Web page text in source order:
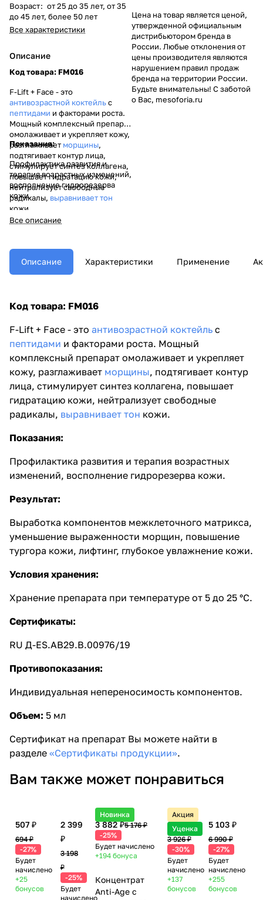
Возраст: от 25 до 35 лет, от 35
до 45 лет, более 50 лет
Все характеристики
Описание
Код товара: FM016
F-Lift + Face - это
антивозрастной коктейльс
пептидами и факторами роста.
Мощный комплексный препарат
омолаживает и укрепляет кожу,
разглаживаетморщины,
подтягивает контур лица,
стимулирует синтез коллагена,
повышает гидратацию кожи,
нейтрализует свободные
радикалы, выравнивает тон
кожи.
Показания:
Профилактика развития и
терапия возрастных изменений,
восполнение гидрорезерва
кожи.
Все описание
Цена на товар является ценой,
утвержденной официальным
дистрибьютором бренда в
России. Любые отклонения от
цены производителя являются
нарушением правил продаж
бренда на территории России.
Будьте внимательны! С заботой
о Вас, mesoforia.ru
Описание Характеристики Применение
Код товара: FM016
F-Lift + Face - это антивозрастной коктейль с
пептидами и факторами роста. Мощный
комплексный препарат омолаживает и укрепляет
кожу, разглаживает морщины, подтягивает контур
лица, стимулирует синтез коллагена, повышает
гидратацию кожи, нейтрализует свободные
радикалы, выравнивает тон кожи.
Показания:
Профилактика развития и терапия возрастных
изменений, восполнение гидрорезерва кожи.
Результат:
Выработка компонентов межклеточного матрикса,
уменьшение выраженности морщин, повышение
тургора кожи, лифтинг, глубокое увлажнение кожи.
Условия хранения:
Хранение препарата при температуре от 5 до 25 °С.
Сертификаты:
RU Д-ES.AB29.B.00976/19
Противопоказания:
Индивидуальная непереносимость компонентов.
Объем: 5 мл
Сертификат на препарат Вы можете найти в
разделе «Сертификаты продукции».
Вам также может понравиться
507 ₽
694 ₽
-27%
Будет
начислено
+25
бонусов
2 399
₽
3 198
₽
-25%
Будет
начислено
Новинка
3 882 ₽5 176 ₽
-25%
Будет начислено
+194 бонуса
Концентрат
Anti-Age с
Акция
Уценка
2 749 ₽
3 926 ₽
-30%
Будет
начислено
+137
бонусов
5 103 ₽
6 990 ₽
-27%
Будет
начислено
+255
бонусов